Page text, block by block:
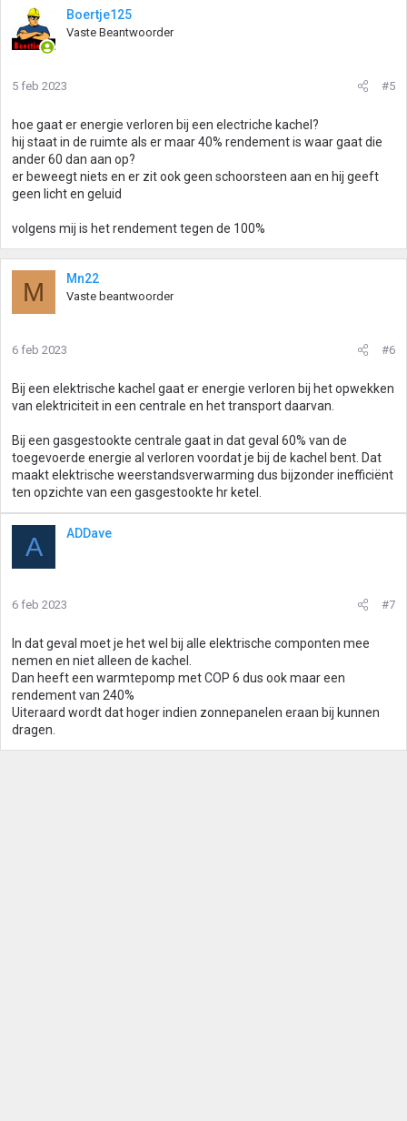
Boertje125
Vaste Beantwoorder
5 feb 2023 #5
hoe gaat er energie verloren bij een electriche kachel?
hij staat in de ruimte als er maar 40% rendement is waar gaat die
ander 60 dan aan op?
er beweegt niets en er zit ook geen schoorsteen aan en hij geeft
geen licht en geluid
volgens mij is het rendement tegen de 100%
M Mn22
Vaste beantwoorder
6 feb 2023 #6
Bij een elektrische kachel gaat er energie verloren bij het opwekken
van elektriciteit in een centrale en het transport daarvan.
Bij een gasgestookte centrale gaat in dat geval 60% van de
toegevoerde energie al verloren voordat je bij de kachel bent. Dat
maakt elektrische weerstandsverwarming dus bijzonder inefficiënt
ten opzichte van een gasgestookte hr ketel.
A ADDave
6 feb 2023 #7
In dat geval moet je het wel bij alle elektrische componten mee
nemen en niet alleen de kachel.
Dan heeft een warmtepomp met COP 6 dus ook maar een
rendement van 240%
Uiteraard wordt dat hoger indien zonnepanelen eraan bij kunnen
dragen.